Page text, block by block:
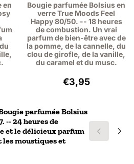
en
TVA : 6,19
Bougie parfumée Bolsius en
verre True Moods Feel
Happy 80/50. -- 18 heures
de combustion. Un vrai
parfum de bien-être avec de
la pomme, de la cannelle, du
clou de girofle, de la vanille,
du caramel et du musc.
Prix: 3,95, hors
€3,95
parfumée Bolsius
-- 24 heures de
et le délicieux parfum
moustiques et